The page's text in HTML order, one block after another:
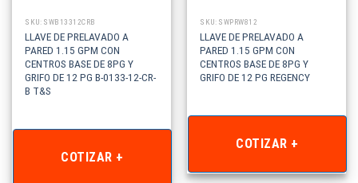
SKU: SWB13312CRB
LLAVE DE PRELAVADO A
PARED 1.15 GPM CON
CENTROS BASE DE 8PG Y
GRIFO DE 12 PG B-0133-12-CR-
B T&S
COTIZAR +
SKU: SWPRW812
LLAVE DE PRELAVADO A
PARED 1.15 GPM CON
CENTROS BASE DE 8PG Y
GRIFO DE 12 PG REGENCY
COTIZAR +